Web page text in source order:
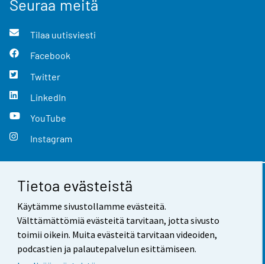
Tietoa evästeistä
Käytämme sivustollamme evästeitä.
Välttämättömiä evästeitä tarvitaan, jotta sivusto
toimii oikein. Muita evästeitä tarvitaan videoiden,
podcastien ja palautepalvelun esittämiseen.
Seuraa meitä
Tilaa uutisviesti
Facebook
Twitter
LinkedIn
YouTube
Instagram
Yhteystiedot
Palaute
Käyttöehdot